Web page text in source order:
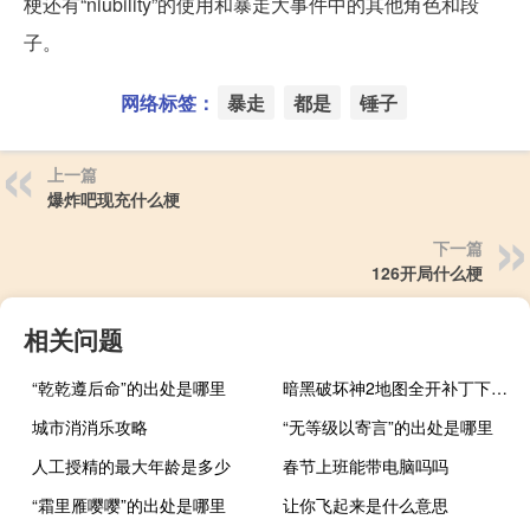
子。
网络标签： 暴走 都是 锤子
上一篇
爆炸吧现充什么梗
下一篇
126开局什么梗
相关问题
“乾乾遵后命”的出处是哪里
暗黑破坏神2地图全开补丁下载不了（暗黑破坏神2地图全开补丁下载）
城市消消乐攻略
“无等级以寄言”的出处是哪里
人工授精的最大年龄是多少
春节上班能带电脑吗吗
“霜里雁嘤嘤”的出处是哪里
让你飞起来是什么意思